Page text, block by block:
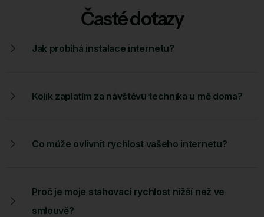
Časté dotazy
Jak probíhá instalace internetu?
Kolik zaplatím za návštěvu technika u mě doma?
Co může ovlivnit rychlost vašeho internetu?
Proč je moje stahovací rychlost nižší než ve
smlouvě?